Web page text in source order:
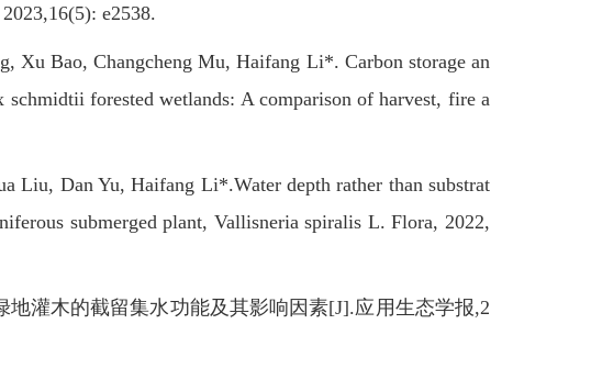
e2538.
Bao, Changcheng Mu, Haifang Li*. Carbon storage an
forested wetlands: A comparison of harvest, fire a
Dan Yu, Haifang Li*.Water depth rather than substrat
submerged plant, Vallisneria spiralis L. Flora, 2022,
灌木的截留集水功能及其影响因素[J].应用生态学报,2